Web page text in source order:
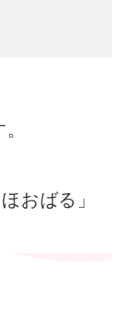
おばる」